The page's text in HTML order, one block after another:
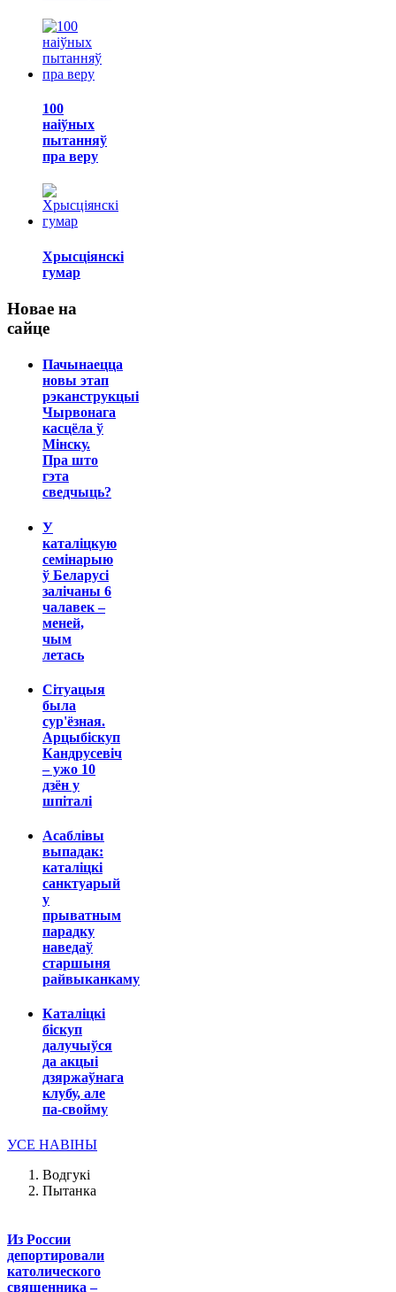
100
наіўных
пытанняў
пра веру
Хрысціянскі
гумар
Новае на
сайце
Пачынаецца
новы этап
рэканструкцыі
Чырвонага
касцёла ў
Мінску.
Пра што
гэта
сведчыць?
У
каталіцкую
семінарыю
ў Беларусі
залічаны 6
чалавек –
меней,
чым
летась
Сітуацыя
была
сур'ёзная.
Арцыбіскуп
Кандрусевіч
– ужо 10
дзён у
шпіталі
Асаблівы
выпадак:
каталіцкі
санктуарый
у
прыватным
парадку
наведаў
старшыня
райвыканкаму
Каталіцкі
біскуп
далучыўся
да акцыі
дзяржаўнага
клубу, але
па-свойму
УСЕ НАВІНЫ
Водгукі
Пытанка
Из России
депортировали
католического
священника –